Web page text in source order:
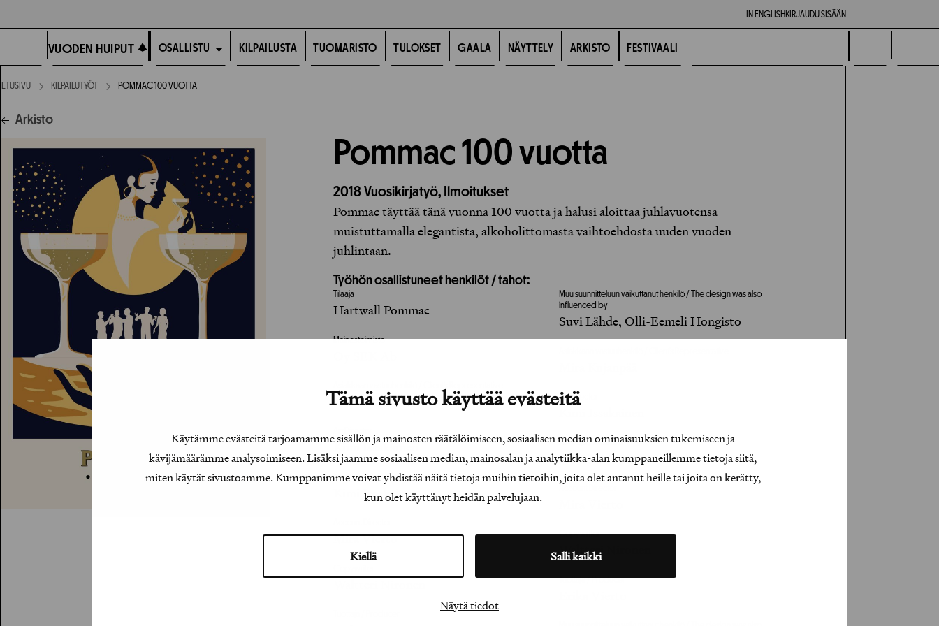
Tämä sivusto käyttää evästeitä
Käytämme evästeitä tarjoamamme sisällön ja mainosten räätälöimiseen, sosiaalisen median ominaisuuksien tukemiseen ja
kävijämäärämme analysoimiseen. Lisäksi jaamme sosiaalisen median, mainosalan ja analytiikka-alan kumppaneillemme tietoja siitä,
miten käytät sivustoamme. Kumppanimme voivat yhdistää näitä tietoja muihin tietoihin, joita olet antanut heille tai joita on kerätty,
kun olet käyttänyt heidän palvelujaan.
Kiellä Salli kaikki
Näytä tiedot
suoraan
IN ENGLISH KIRJAUDU SISÄÄN
VUODEN HUIPUT
VUODEN HUIPUT OSALLISTU KILPAILUSTA TUOMARISTO TULOKSET GAALA NÄYTTELY ARKISTO FESTIVAALI
ETUSIVU KILPAILUTYÖT POMMAC 100 VUOTTA
Arkisto
Pommac 100 vuotta
2018 Vuosikirjatyö, Ilmoitukset
Pommac täyttää tänä vuonna 100 vuotta ja halusi aloittaa juhlavuotensa
muistuttamalla elegantista, alkoholittomasta vaihtoehdosta uuden vuoden
juhlintaan.
Työhön osallistuneet henkilöt / tahot:
Tilaaja
Hartwall Pommac
Mainostoimisto
Mira Kujanpää
Kimi Issakainen
Kuvittaja / Illustrator
Kimi Issakainen
Mira Vierto
Muu suunnitteluun vaikuttanut henkilö / The design was also
influenced by
Suvi Lähde, Olli-Eemeli Hongisto
Art Director
Kuvittaja / Illustrator
Kimi Issakainen
Copywriter
Waltteri Nironen
Tuottaja / Producer